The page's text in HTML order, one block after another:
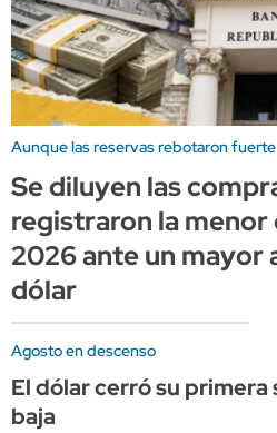
Aunque las reservas rebotaron fuerte
Se diluyen las
registraron la menor
2026 ante un mayor
dólar
Agosto en descenso
El dólar cerró su primera
baja